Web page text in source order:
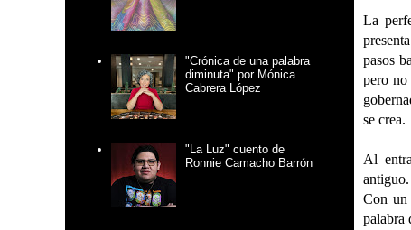
La
pasos
pero no
se crea.
Al
antiguo.
Con un
palabra
"Crónica de una palabra
diminuta" por Mónica
Cabrera López
"La Luz" cuento de
Ronnie Camacho Barrón